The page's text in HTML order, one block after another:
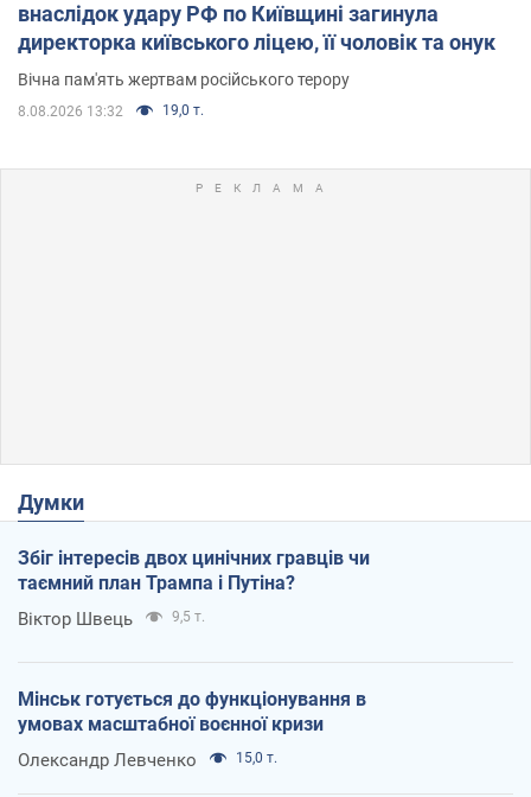
внаслідок удару РФ по Київщині загинула
директорка київського ліцею, її чоловік та онук
Вічна пам'ять жертвам російського терору
8.08.2026 13:32 19,0 т.
Думки
Збіг інтересів двох цинічних гравців чи
таємний план Трампа і Путіна?
Віктор Швець 9,5 т.
Мінськ готується до функціонування в
умовах масштабної воєнної кризи
Олександр Левченко 15,0 т.